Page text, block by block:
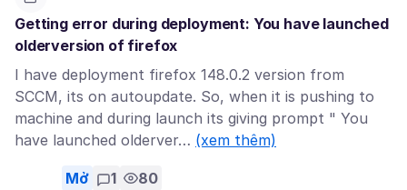
Getting error during deployment: You have launched
olderversion of firefox
I have deployment firefox 148.0.2 version from
SCCM, its on autoupdate. So, when it is pushing to
machine and during launch its giving prompt " You
have launched olderver… (xem thêm)
Mở 1 80